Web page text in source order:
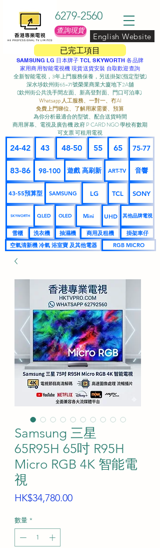
已完工項目
6279-2560
查詢現貨
English Website
SAMSUNG LG 日本牌子 TCL SKYWORTH 各品牌
家用商用智能電視機 現貨送貨安裝 自取歡迎查詢
全新智能電視，3年上門服務保養，另送掛架(指定型號)
深水埗欽州街65-71號榮業商業大廈地下2A舖
(欽州街公共洗手間左面、新高登對面、門口可泊車) ​
Whatsapp 人工服務、一對一、冇AI
免費上門睇位、了解用家需要、預算
為你分析最適合的型號、配合送貨時間
商用屏幕、電視及廣告機 政府 P CARD NGO 學校有數期
可支票 可租用電視
24-42 43 48-50 55 65 75-77
83-86 98-100 遊戲 高刷新 ART-TV 音響
43-55預算型 SAMSUNG LG TCL SONY
SKYWORTH QLED OLED Mini UHD 其他品牌電視
雪櫃 洗衣機 抽濕機 商用及租機
掛架車仔
空氣清新機 冷氣 浴室寶 及其他電器
RGB MICRO
Samsung 三星
65R95H 65吋 R95H
Micro RGB 4K 智能電
視
HK$34,780.00價
數量 *